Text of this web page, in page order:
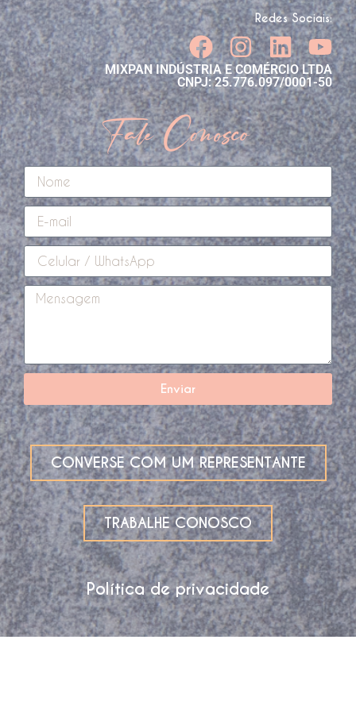
Redes Sociais:
MIXPAN INDÚSTRIA E COMÉRCIO LTDA
CNPJ: 25.776.097/0001-50
Fale Conosco
Enviar
CONVERSE COM UM REPRESENTANTE
TRABALHE CONOSCO
Política de privacidade